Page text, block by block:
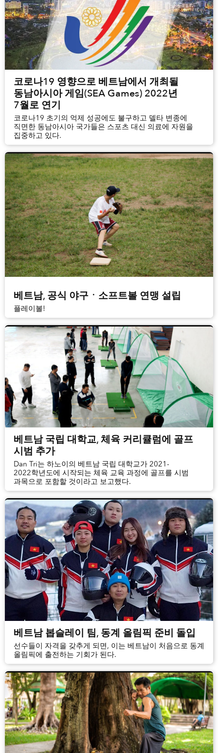
코로나19 영향으로 베트남에서 개최될
동남아시아 게임(SEA Games) 2022년
7월로 연기
코로나19 초기의 억제 성공에도 불구하고 델타 변종에
직면한 동남아시아 국가들은 스포츠 대신 의료에 자원을
집중하고 있다.
베트남, 공식 야구ㆍ소프트볼 연맹 설립
플레이볼!
베트남 국립 대학교, 체육 커리큘럼에 골프
시범 추가
Dan Tri는 하노이의 베트남 국립 대학교가 2021-
2022학년도에 시작되는 체육 교육 과정에 골프를 시범
과목으로 포함할 것이라고 보고했다.
베트남 봅슬레이 팀, 동계 올림픽 준비 돌입
선수들이 자격을 갖추게 되면, 이는 베트남이 처음으로 동계
올림픽에 출전하는 기회가 된다.